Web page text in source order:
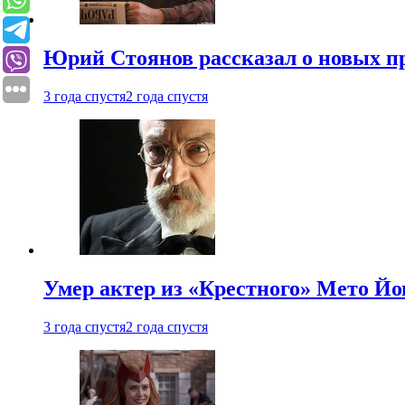
Юрий Стоянов рассказал о новых
3 года спустя2 года спустя
Умер актер из «Крестного» Мето
3 года спустя2 года спустя